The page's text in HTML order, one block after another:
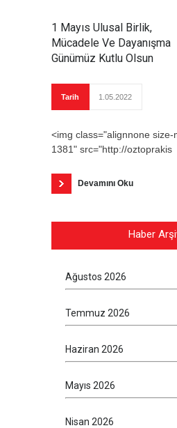
1 Mayıs Ulusal Birlik,
Mücadele Ve Dayanışma
Günümüz Kutlu Olsun
Tarih 1.05.2022
<img class="alignnone
1381" src="http://oztoprakis
Devamını Oku
Haber
Ağustos 2026
Temmuz 2026
Haziran 2026
Mayıs 2026
Nisan 2026